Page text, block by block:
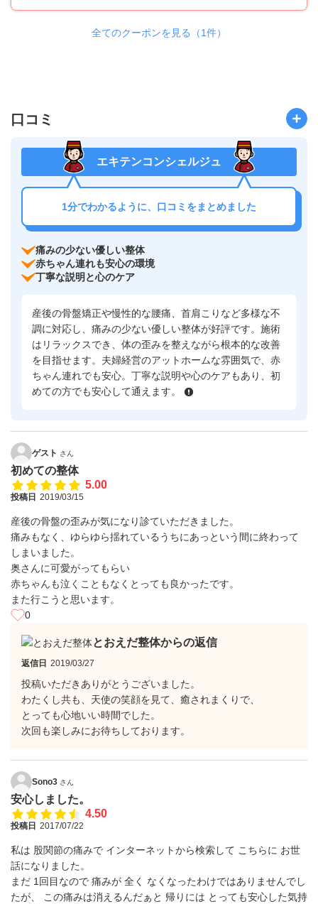
全てのクーポンを見る（1件）
口コミ
エキテンコンシェルジュ
1分でわかるように、口コミをまとめました
痛みの少ない優しい整体
赤ちゃん連れも安心の環境
丁寧な説明と心のケア
産後の骨盤矯正や慢性的な腰痛、首肩こりなど多様な不
調に対応し、痛みの少ない優しい整体が好評です。施術
はリラックスでき、体の歪みを整えながら根本的な改善
を目指せます。夫婦経営のアットホームな雰囲気で、赤
ちゃん連れでも安心。丁寧な説明や心のケアもあり、初
めての方でも安心して通えます。
ゲスト さん
初めての整体
5.00
投稿日 2019/03/15
産後の骨盤の歪みが気になり診ていただきました。
痛みもなく、ゆらゆら揺れているうちにあっという間に終わって
しまいました。
奥さんに可愛がってもらい
赤ちゃんも泣くこともなくとっても良かったです。
また行こうと思います。
0
とおえだ整体からの返信
返信日 2019/03/27
投稿いただきありがとうございました。
わたくし共も、天使の笑顔を見て、癒されまくりで、
とっても心地いい時間でした。
次回も楽しみにお待ちしております。
Sono3 さん
安心しました。
4.50
投稿日 2017/07/22
私は 股関節の痛みで インターネットから検索して こちらに お世
話になりました。
まだ 1回目なので 痛みが 全く なくなったわけではありませんでし
たが、 この痛みは消えるんだぁと 帰りには とっても安心した気持